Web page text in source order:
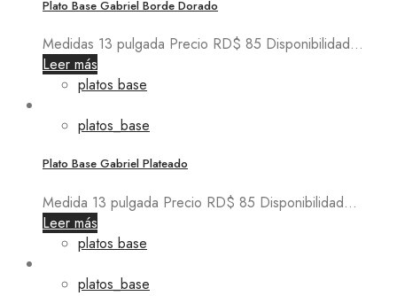
Plato Base Gabriel Borde Dorado
Medidas 13 pulgada Precio RD$ 85 Disponibilidad...
Leer más
platos base
platos_base
Plato Base Gabriel Plateado
Medida 13 pulgada Precio RD$ 85 Disponibilidad...
Leer más
platos base
platos_base